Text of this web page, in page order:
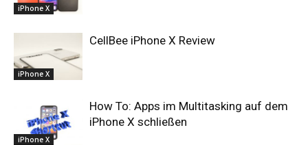
iPhone X
iPhone X
CellBee iPhone X Review
iPhone X
How To: Apps im Multitasking auf dem
iPhone X schließen